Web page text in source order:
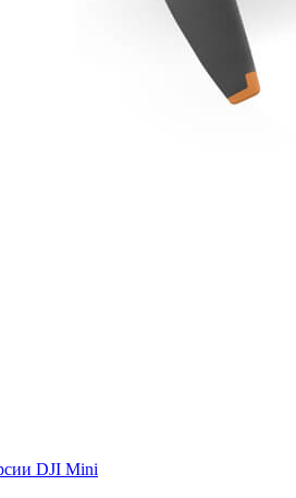
DJI Mini